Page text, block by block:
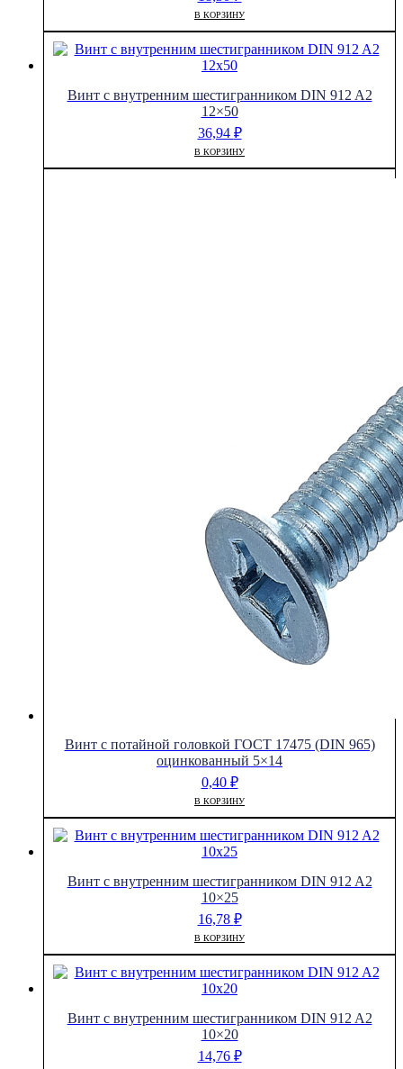
В КОРЗИНУ
Винт с внутренним шестигранником DIN 912 A2
12×50
36,94 ₽
В КОРЗИНУ
Винт с потайной головкой ГОСТ 17475 (DIN 965)
оцинкованный 5×14
0,40 ₽
В КОРЗИНУ
Винт с внутренним шестигранником DIN 912 A2
10×25
16,78 ₽
В КОРЗИНУ
Винт с внутренним шестигранником DIN 912 A2
10×20
14,76 ₽